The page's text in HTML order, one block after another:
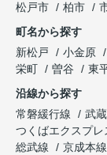
松戸市
柏市
町名から探す
新松戸
小金原
栄町
曽谷
東
沿線から探す
常磐緩行線
武
つくばエクスプレ
総武線
京成本線